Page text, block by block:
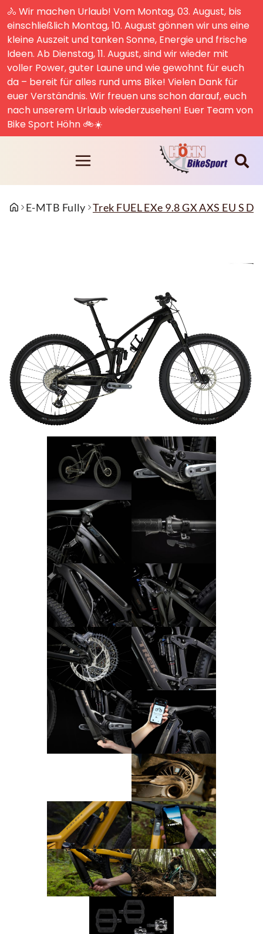
🚴 Wir machen Urlaub! Vom Montag, 03. August, bis
einschließlich Montag, 10. August gönnen wir uns eine
kleine Auszeit und tanken Sonne, Energie und frische
Ideen. Ab Dienstag, 11. August, sind wir wieder mit
voller Power, guter Laune und wie gewohnt für euch
da – bereit für alles rund ums Bike! Vielen Dank für
euer Verständnis. Wir freuen uns schon darauf, euch
nach unserem Urlaub wiederzusehen! Euer Team von
Bike Sport Höhn 🚲☀️
E-MTB Fully Trek FUEL EXe 9.8 GX AXS EU S